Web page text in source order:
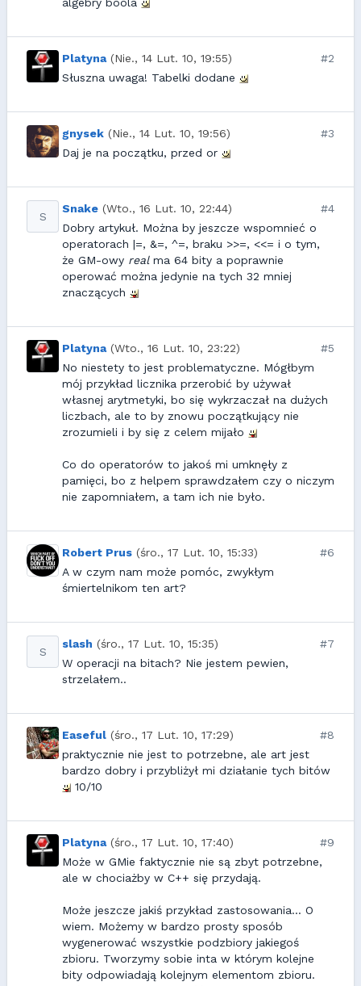
Platyna (Nie., 14 Lut. 10, 19:55)
#2
Słuszna uwaga! Tabelki dodane
gnysek (Nie., 14 Lut. 10, 19:56)
#3
Daj je na początku, przed or
S
Snake (Wto., 16 Lut. 10, 22:44)
#4
Dobry artykuł. Można by jeszcze wspomnieć o
operatorach |=, &=, ^=, braku >>=, <<= i o tym,
że GM-owy realma 64 bity a poprawnie
operować można jedynie na tych 32 mniej
znaczących
Platyna (Wto., 16 Lut. 10, 23:22)
#5
No niestety to jest problematyczne. Mógłbym
mój przykład licznika przerobić by używał
własnej arytmetyki, bo się wykrzaczał na dużych
liczbach, ale to by znowu początkujący nie
zrozumieli i by się z celem mijało
Co do operatorów to jakoś mi umknęły z
pamięci, bo z helpem sprawdzałem czy o niczym
nie zapomniałem, a tam ich nie było.
Robert Prus (śro., 17 Lut. 10, 15:33)
#6
A w czym nam może pomóc, zwykłym
śmiertelnikom ten art?
S
slash (śro., 17 Lut. 10, 15:35)
#7
W operacji na bitach? Nie jestem pewien,
strzelałem..
Easeful (śro., 17 Lut. 10, 17:29)
#8
praktycznie nie jest to potrzebne, ale art jest
bardzo dobry i przybliżył mi działanie tych bitów
10/10
Platyna (śro., 17 Lut. 10, 17:40)
#9
Może w GMie faktycznie nie są zbyt potrzebne,
ale w chociażby w C++ się przydają.
Może jeszcze jakiś przykład zastosowania... O
wiem. Możemy w bardzo prosty sposób
wygenerować wszystkie podzbiory jakiegoś
zbioru. Tworzymy sobie inta w którym kolejne
bity odpowiadają kolejnym elementom zbioru.